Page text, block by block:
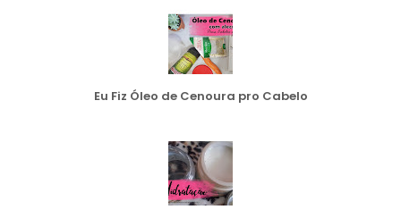
Eu Fiz Óleo de Cenoura pro Cabelo